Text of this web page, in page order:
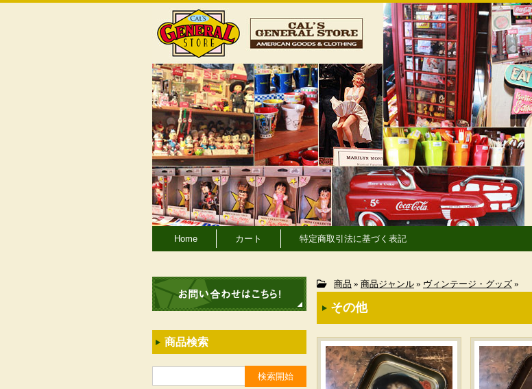
Home カート 特定商取引法に基づく表記
商品 » 商品ジャンル » ヴィンテージ・グッズ »
その他
商品検索